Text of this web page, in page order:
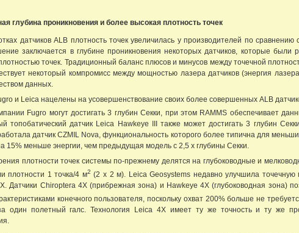
глубина проникновения и более высокая плотность точек
датчиков ALB плотность точек увеличилась у производителей по
заключается в глубине проникновения некоторых датчиков, которые
точек. Традиционный баланс плюсов и минусов между точечной
некоторый компромисс между мощностью лазера датчиков (энергия
данных.
и Leica нацелены на усовершенствование своих более совершенных ALB
Fugro могут достигать 3 глубин Секки, при этом RAMMS обеспечивает
топобатический датчик Leica Hawkeye III также может достигать 3 глубин
датчик CZMIL Nova, функциональность которого более типична для
15% меньше энергии, чем предыдущая модель с 2,5 x глубины Секки.
плотности точек системы по-прежнему делятся на глубоководные и
плотности 1 точка/4 м2 (2 х 2 м). Leica Geosystems недавно улучшила точечную
Датчики Chiroptera 4X (прибрежная зона) и Hawkeye 4X (глубоководная зона)
конечного пользователя, поскольку охват 200% больше не
один полетный галс. Технология Leica 4X имеет ту же точность и ту же